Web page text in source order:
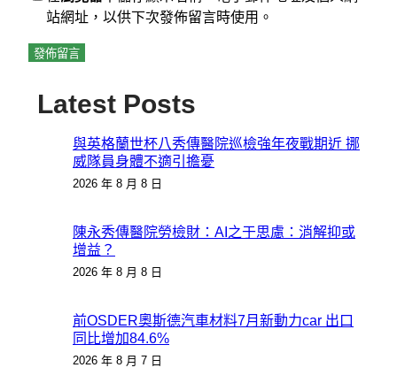
站網址，以供下次發佈留言時使用。
Latest Posts
與英格蘭世杯八秀傳醫院巡檢強年夜戰期近 挪
威隊員身體不適引擔憂
2026 年 8 月 8 日
陳永秀傳醫院勞檢財：AI之于思慮：消解抑或
增益？
2026 年 8 月 8 日
前OSDER奧斯德汽車材料7月新動力car 出口
同比增加84.6%
2026 年 8 月 7 日